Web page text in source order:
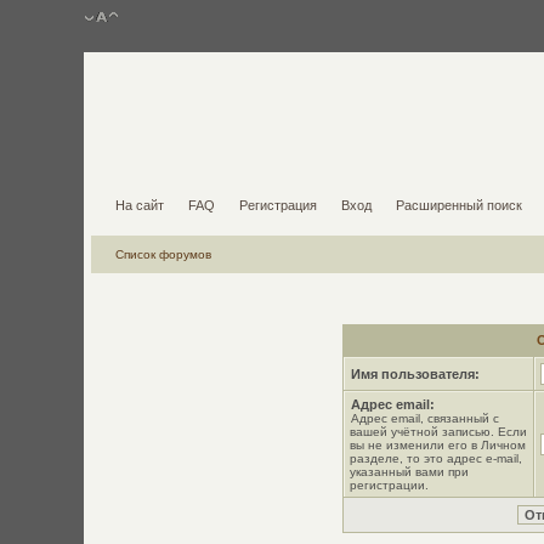
На сайт FAQ Регистрация Вход Расширенный поиск
Список форумов
Имя пользователя:
Адрес email:
Адрес email, связанный с
вашей учётной записью. Если
вы не изменили его в Личном
разделе, то это адрес e-mail,
указанный вами при
регистрации.